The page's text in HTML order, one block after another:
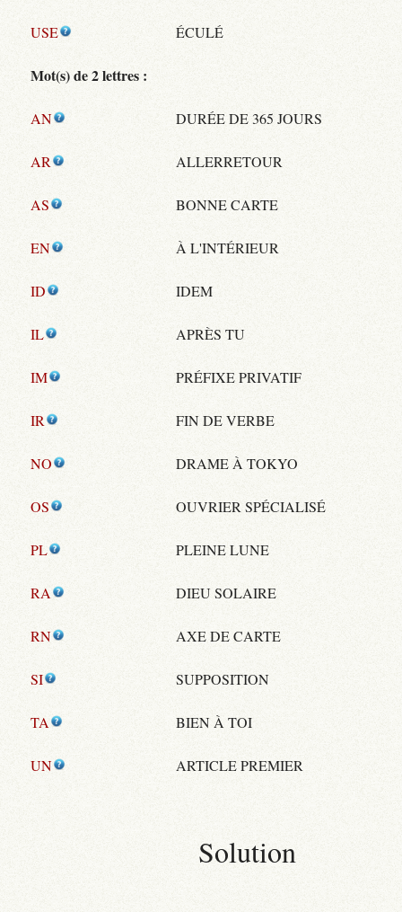
USE ÉCULÉ
Mot(s) de 2 lettres :
AN DURÉE DE 365 JOURS
AR ALLERRETOUR
AS BONNE CARTE
EN À L'INTÉRIEUR
ID IDEM
IL APRÈS TU
IM PRÉFIXE PRIVATIF
IR FIN DE VERBE
NO DRAME À TOKYO
OS OUVRIER SPÉCIALISÉ
PL PLEINE LUNE
RA DIEU SOLAIRE
RN AXE DE CARTE
SI SUPPOSITION
TA BIEN À TOI
UN ARTICLE PREMIER
Solution